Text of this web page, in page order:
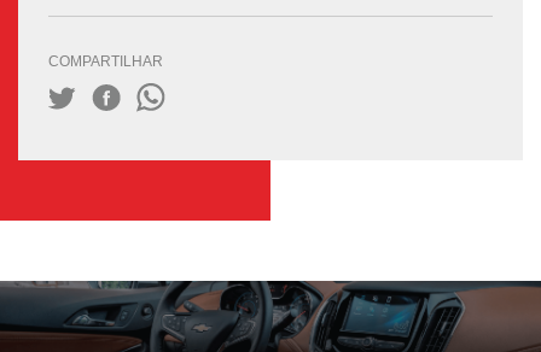
COMPARTILHAR